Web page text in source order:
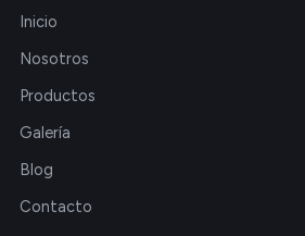
Inicio
Nosotros
Productos
Galería
Blog
Contacto